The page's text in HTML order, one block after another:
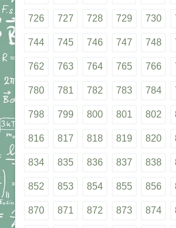
726 727 728 729 730
744 745 746 747 748
762 763 764 765 766
780 781 782 783 784
798 799 800 801 802
816 817 818 819 820
834 835 836 837 838
852 853 854 855 856
870 871 872 873 874